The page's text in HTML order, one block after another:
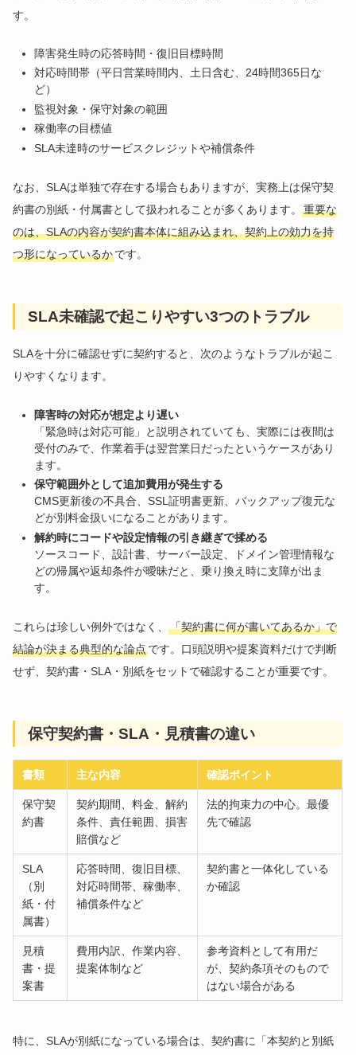
す。
障害発生時の応答時間・復旧目標時間
対応時間帯（平日営業時間内、土日含む、24時間365日な
ど）
監視対象・保守対象の範囲
稼働率の目標値
SLA未達時のサービスクレジットや補償条件
なお、SLAは単独で存在する場合もありますが、実務上は保守契
約書の別紙・付属書として扱われることが多くあります。重要な
のは、SLAの内容が契約書本体に組み込まれ、契約上の効力を持
つ形になっているかです。
SLA未確認で起こりやすい3つのトラブル
SLAを十分に確認せずに契約すると、次のようなトラブルが起こ
りやすくなります。
障害時の対応が想定より遅い
「緊急時は対応可能」と説明されていても、実際には夜間は
受付のみで、作業着手は翌営業日だったというケースがあり
ます。
保守範囲外として追加費用が発生する
CMS更新後の不具合、SSL証明書更新、バックアップ復元な
どが別料金扱いになることがあります。
解約時にコードや設定情報の引き継ぎで揉める
ソースコード、設計書、サーバー設定、ドメイン管理情報な
どの帰属や返却条件が曖昧だと、乗り換え時に支障が出ま
す。
これらは珍しい例外ではなく、「契約書に何が書いてあるか」で
結論が決まる典型的な論点です。口頭説明や提案資料だけで判断
せず、契約書・SLA・別紙をセットで確認することが重要です。
保守契約書・SLA・見積書の違い
書類 主な内容 確認ポイント
保守契
約書
契約期間、料金、解約
条件、責任範囲、損害
賠償など
法的拘束力の中心。最優
先で確認
SLA
（別
紙・付
属書）
応答時間、復旧目標、
対応時間帯、稼働率、
補償条件など
契約書と一体化している
か確認
見積
書・提
案書
費用内訳、作業内容、
提案体制など
参考資料として有用だ
が、契約条項そのもので
はない場合がある
特に、SLAが別紙になっている場合は、契約書に「本契約と別紙